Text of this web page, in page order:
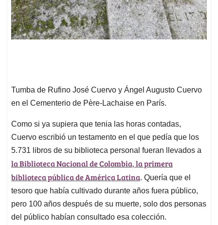
Tumba de Rufino José Cuervo y Ángel Augusto Cuervo
en el Cementerio de Père-Lachaise en París.
Como si ya supiera que tenia las horas contadas,
Cuervo escribió un testamento en el que pedía que los
5.731 libros de su biblioteca personal fueran llevados a
la Biblioteca Nacional de Colombia, la primera
biblioteca pública de América Latina. Quería que el
tesoro que había cultivado durante años fuera público,
pero 100 años después de su muerte, solo dos personas
del público habían consultado esa colección.